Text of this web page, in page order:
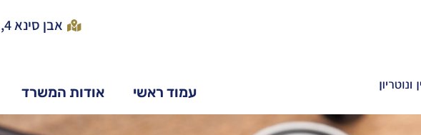
אבן סינא 4, חיפה
עמוד ראשי אודות המשרד